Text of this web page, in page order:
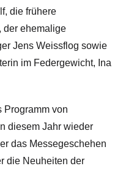
die frühere
der ehemalige
Jens Weissflog sowie
im Federgewicht, Ina
Programm von
diesem Jahr wieder
das Messegeschehen
die Neuheiten der